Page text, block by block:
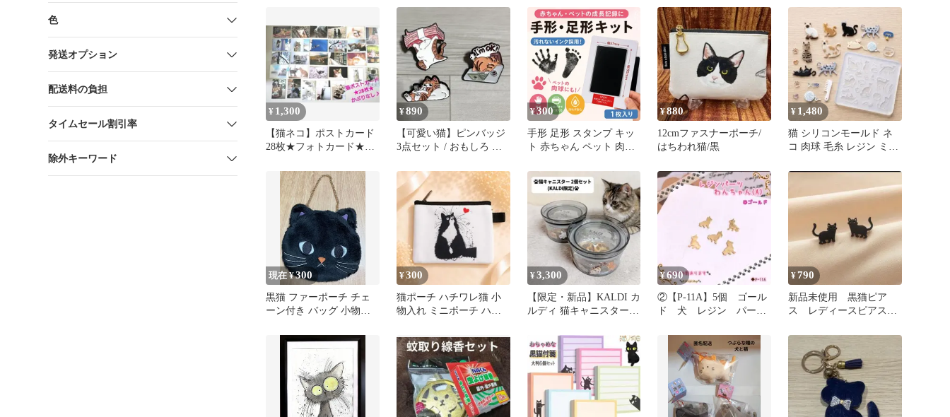
色
発送オプション
配送料の負担
タイムセール割引率
除外キーワード
他
¥ 1,300
【猫ネコ】ポストカード
28枚★フォトカード★か
★匿名配送♪
¥890
【可愛い猫】ピンバッジ
3点セット / おもしろ ね
¥300
手形 足形 スタンプ キッ
ト 赤ちゃん ペット 肉球
¥880
12cmファスナーポーチ/
はちわれ猫/黒
¥ 1,480
猫 シリコンモールド ネ
コ 肉球 毛糸 レジン ミニ
現在 ¥300
黒猫 ファーポーチ チェ
ーン付き バッグ 小物入
¥300
猫ポーチ ハチワレ猫 小
物入れ ミニポーチ ハー
ィース
¥3,300
【限定・新品】KALDI カ
ルディ 猫キャニスター
¥690
②【P-11A】5個 ゴール
ド 犬 レジン パー
枠 金具 猫
¥790
新品未使用 黒猫ピア
ス レディースピアス
ッズ 猫用品